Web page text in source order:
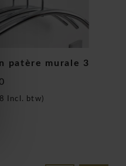
patère murale 3
Incl. btw)